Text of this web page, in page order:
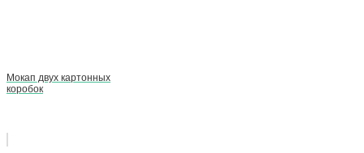
Мокап двух картонных
коробок